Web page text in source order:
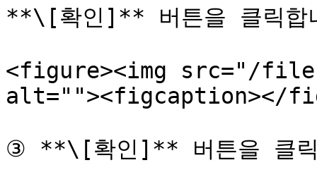
**\[확인]** 버튼을 클릭합
<figure><img src="/
alt=""><figcaption></
③ **\[확인]** 버튼을 클릭